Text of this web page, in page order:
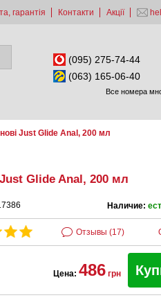
гарантія Контакти Акції
(095) 275-74-44
(063) 165-06-40
Все номера
Just Glide Anal, 200 мл
Glide Anal, 200 мл
Наличие:
Отзывы (17)
Цена: 486 грн